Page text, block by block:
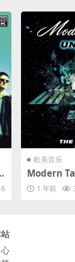
6
欧美音乐
Modern
（2003/
1 年前